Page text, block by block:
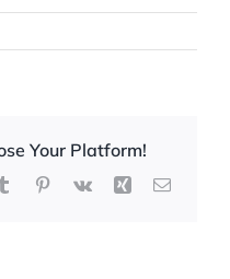
Your Platform!
TumblrPinterest
Vk Xing Correo